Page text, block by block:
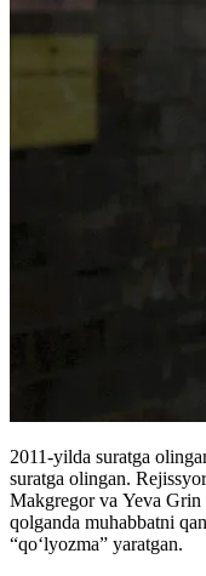
2011-yilda suratga
suratga olingan.
Makgregor va Yeva
qolganda muhabbatni
“qoʻlyozma” yaratgan.